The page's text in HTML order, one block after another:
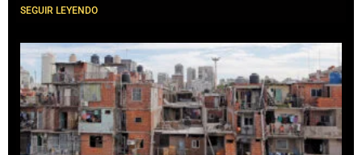
SEGUIR LEYENDO